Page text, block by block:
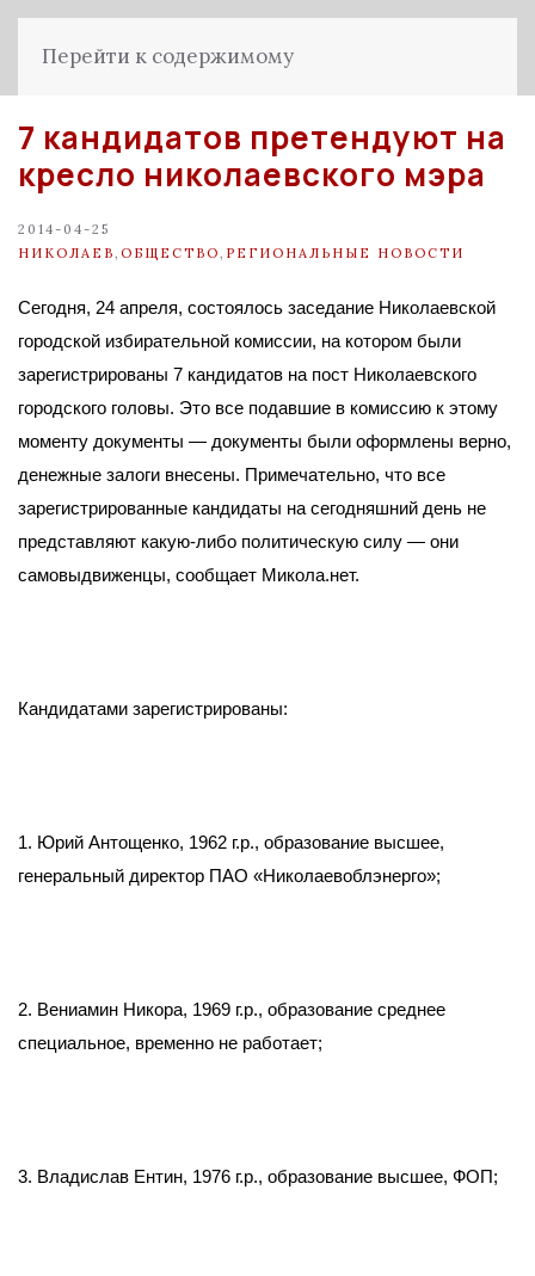
Перейти к содержимому
7 кандидатов претендуют на
кресло николаевского мэра
2014-04-25
НИКОЛАЕВ ОБЩЕСТВО РЕГИОНАЛЬНЫЕ НОВОСТИ
Сегодня, 24 апреля, состоялось заседание Николаевской
городской избирательной комиссии, на котором были
зарегистрированы 7 кандидатов на пост Николаевского
городского головы. Это все подавшие в комиссию к этому
моменту документы — документы были оформлены верно,
денежные залоги внесены. Примечательно, что все
зарегистрированные кандидаты на сегодняшний день не
представляют какую-либо политическую силу — они
самовыдвиженцы, сообщает Микола.нет.
Кандидатами зарегистрированы:
1. Юрий Антощенко, 1962 г.р., образование высшее,
генеральный директор ПАО «Николаевоблэнерго»;
2. Вениамин Никора, 1969 г.р., образование среднее
специальное, временно не работает;
3. Владислав Ентин, 1976 г.р., образование высшее, ФОП;